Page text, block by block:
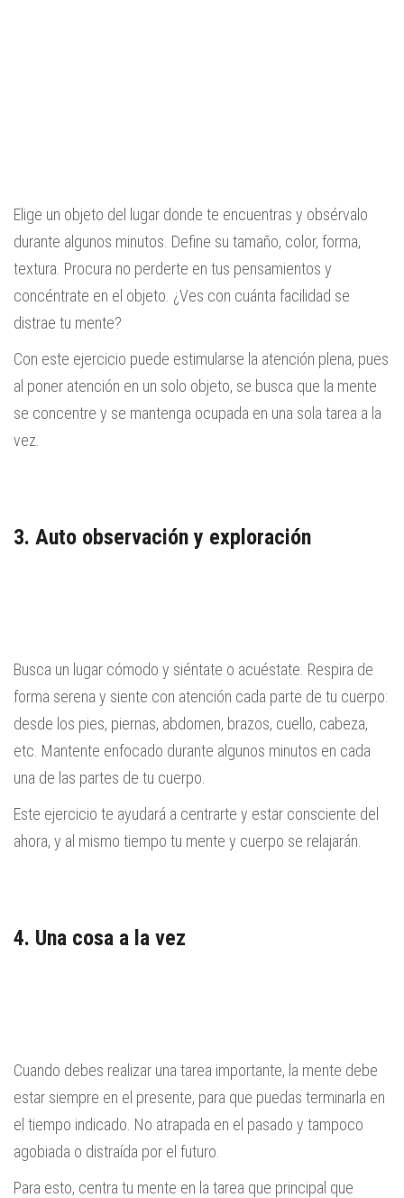
Elige un objeto del lugar donde te encuentras y obsérvalo
durante algunos minutos. Define su tamaño, color, forma,
textura. Procura no perderte en tus pensamientos y
concéntrate en el objeto. ¿Ves con cuánta facilidad se
distrae tu mente?
Con este ejercicio puede estimularse la atención plena, pues
al poner atención en un solo objeto, se busca que la mente
se concentre y se mantenga ocupada en una sola tarea a la
vez.
3. Auto observación y exploración
Busca un lugar cómodo y siéntate o acuéstate. Respira de
forma serena y siente con atención cada parte de tu cuerpo:
desde los pies, piernas, abdomen, brazos, cuello, cabeza,
etc. Mantente enfocado durante algunos minutos en cada
una de las partes de tu cuerpo.
Este ejercicio te ayudará a centrarte y estar consciente del
ahora, y al mismo tiempo tu mente y cuerpo se relajarán.
4. Una cosa a la vez
Cuando debes realizar una tarea importante, la mente debe
estar siempre en el presente, para que puedas terminarla en
el tiempo indicado. No atrapada en el pasado y tampoco
agobiada o distraída por el futuro.
Para esto, centra tu mente en la tarea que principal que